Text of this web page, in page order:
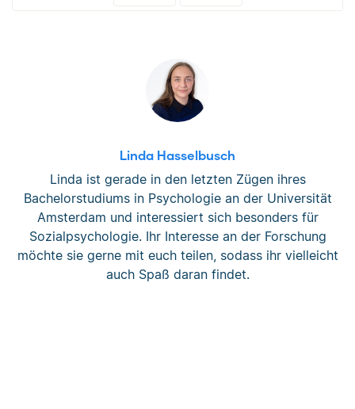
Linda Hasselbusch
Linda ist gerade in den letzten Zügen ihres
Bachelorstudiums in Psychologie an der Universität
Amsterdam und interessiert sich besonders für
Sozialpsychologie. Ihr Interesse an der Forschung
möchte sie gerne mit euch teilen, sodass ihr vielleicht
auch Spaß daran findet.